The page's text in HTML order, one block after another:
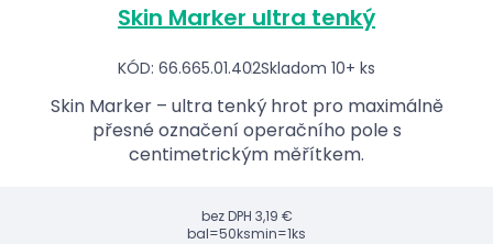
Skin Marker ultra tenký
KÓD: 66.665.01.402Skladom 10+ ks
Skin Marker – ultra tenký hrot pro maximálně
přesné označení operačního pole s
centimetrickým měřítkem.
bez DPH 3,19 €
bal=50ksmin=1ks